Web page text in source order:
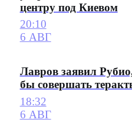
центру под Киевом
20:10
6 АВГ
Лавров заявил
бы совершать
18:32
6 АВГ